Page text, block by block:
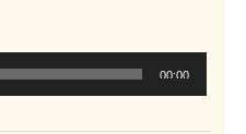
00:00